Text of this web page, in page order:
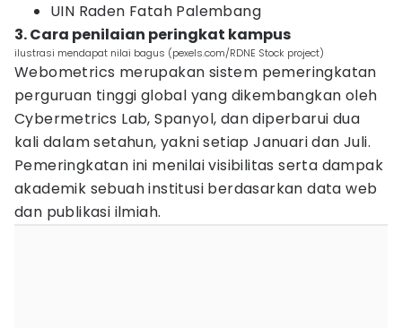
UIN Raden Fatah Palembang
3. Cara penilaian peringkat kampus
ilustrasi mendapat nilai bagus (pexels.com/RDNE Stock project)
Webometrics merupakan sistem pemeringkatan
perguruan tinggi global yang dikembangkan oleh
Cybermetrics Lab, Spanyol, dan diperbarui dua
kali dalam setahun, yakni setiap Januari dan Juli.
Pemeringkatan ini menilai visibilitas serta dampak
akademik sebuah institusi berdasarkan data web
dan publikasi ilmiah.